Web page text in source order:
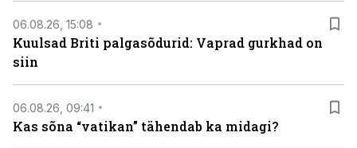
06.08.26, 15:08
Kuulsad Briti palgasõdurid: Vaprad gurkhad on
siin
06.08.26, 09:41
Kas sõna “vatikan” tähendab ka midagi?